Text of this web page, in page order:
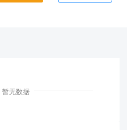
暂无数据